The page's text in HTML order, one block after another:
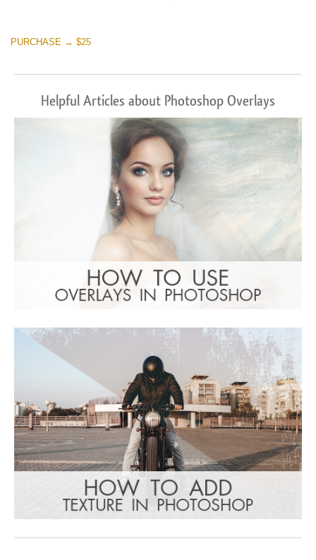
PURCHASE → $25
Helpful Articles about Photoshop Overlays